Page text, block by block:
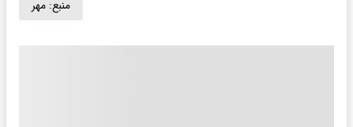
منبع: مهر